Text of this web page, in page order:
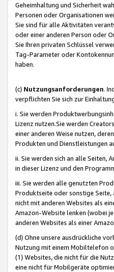
Geheimhaltung und Sicherheit
Personen oder Organisationen
Sie sind für alle Aktivitäten
oder einer anderen Person oder
Sie Ihren privaten Schlüssel
Tag-Parameter oder
haben.
(c) Nutzungsanforderungen.
verpflichten Sie sich zur
i. Sie werden
Lizenz nutzen.Sie werden
einer anderen Weise nutzen,
Produkten und Dienstleistungen
ii. Sie werden sich an alle Seiten,
in dieser Lizenz und den
iii. Sie werden alle genutzten
Produktseite oder sonstige
nicht mit anderen Websites als
Amazon-Website lenken (wobei
anderen Websites als einer
(d) Ohne unsere ausdrückliche
Nutzung mit einem Mobiltelefon
(1) Websites, die nicht für die
eine nicht für Mobilgeräte